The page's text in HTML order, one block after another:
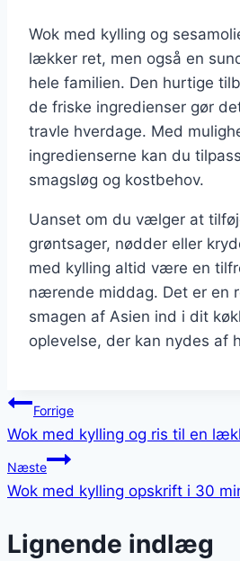
Wok med kylling og
lækker ret, men også en
hele familien. Den hurtige
de friske ingredienser gør
travle hverdage. Med
ingredienserne kan du
smagsløg og kostbehov.
Uanset om du vælger at
grøntsager, nødder eller
med kylling altid være en
nærende middag. Det er en
smagen af Asien ind i dit
oplevelse, der kan nydes af
Indlægsnavigation
Forrige
Wok med kylling og ris til en
Næste
Wok med kylling opskrift i 30
Lignende indlæg